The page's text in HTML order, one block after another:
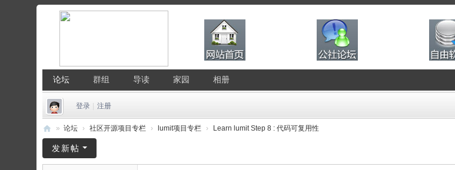
论坛 群组 导读 家园 相册
登录 注册
国
» 论坛 › 社区开源项目专栏 › lumit项目专栏 › Learn lumit Step 8 : 代码可复用性
发新帖